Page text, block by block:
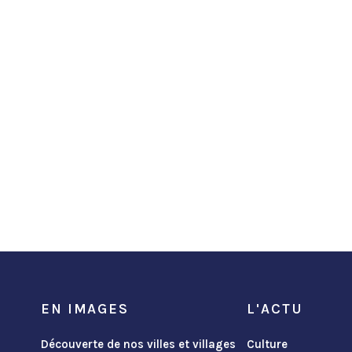
EN IMAGES
Découverte de nos villes et villages
L'ACTU
Culture